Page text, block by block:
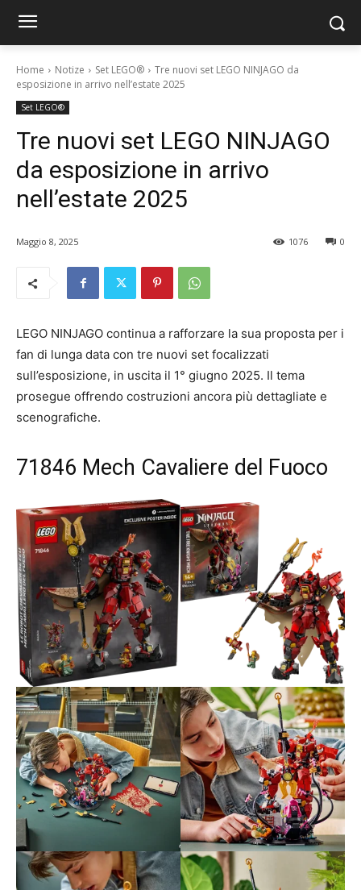
Home Notize Set LEGO®
Tre nuovi set LEGO NINJAGO da
esposizione in arrivo nell’estate 2025
Set LEGO®
Tre nuovi set LEGO NINJAGO
da esposizione in arrivo
nell’estate 2025
Maggio 8, 2025 0
1076
LEGO NINJAGO continua a rafforzare la sua proposta per i
fan di lunga data con tre nuovi set focalizzati
sull’esposizione, in uscita il 1° giugno 2025. Il tema
prosegue offrendo costruzioni ancora più dettagliate e
scenografiche.
71846 Mech Cavaliere del Fuoco